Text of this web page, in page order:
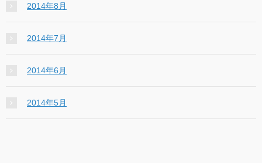
2014年8月
2014年7月
2014年6月
2014年5月